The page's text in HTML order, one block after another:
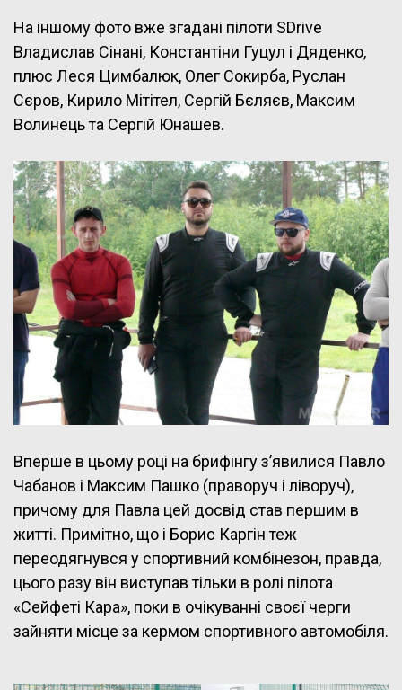
На іншому фото вже згадані пілоти SDrive
Владислав Сінані, Константіни Гуцул і Дяденко,
плюс Леся Цимбалюк, Олег Сокирба, Руслан
Сєров, Кирило Мітітел, Сергій Бєляєв, Максим
Волинець та Сергій Юнашев.
Вперше в цьому році на брифінгу з’явилися Павло
Чабанов і Максим Пашко (праворуч і ліворуч),
причому для Павла цей досвід став першим в
житті. Примітно, що і Борис Каргін теж
переодягнувся у спортивний комбінезон, правда,
цього разу він виступав тільки в ролі пілота
«Сейфеті Кара», поки в очікуванні своєї черги
зайняти місце за кермом спортивного автомобіля.